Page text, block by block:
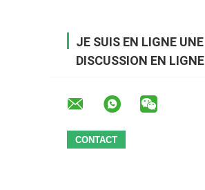
JE SUIS EN LIGNE UNE
DISCUSSION EN LIGNE